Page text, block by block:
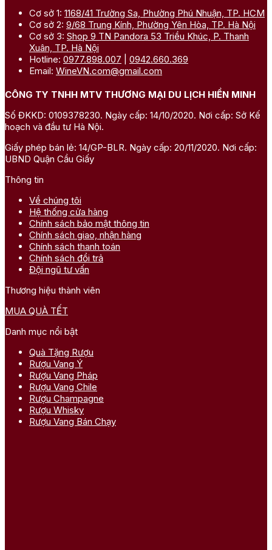
Cơ sở 1: 1168/41 Trường Sa, Phường Phú Nhuận, TP. HCM
Cơ sở 2: 9/68 Trung Kính, Phường Yên Hòa, TP. Hà Nội
Cơ sở 3: Shop 9 TN Pandora 53 Triều Khúc, P. Thanh
Xuân, TP. Hà Nội
Hotline: 0977.898.007
0942.660.369
Email: WineVN.com@gmail.com
CÔNG TY TNHH MTV THƯƠNG MẠI DU LỊCH HIỀN MINH
Số ĐKKD: 0109378230. Ngày cấp: 14/10/2020. Nơi cấp: Sở Kế
hoạch và đầu tư Hà Nội.
Giấy phép bán lẻ: 14/GP-BLR. Ngày cấp: 20/11/2020. Nơi cấp:
UBND Quận Cầu Giấy
Thông tin
Về chúng tôi
Hệ thống cửa hàng
Chính sách bảo mật thông tin
Chính sách giao, nhận hàng
Chính sách thanh toán
Chính sách đổi trả
Đội ngũ tư vấn
Thương hiệu thành viên
MUA QUÀ TẾT
Danh mục nổi bật
Quà Tặng Rượu
Rượu Vang Ý
Rượu Vang Pháp
Rượu Vang Chile
Rượu Champagne
Rượu Whisky
Rượu Vang Bán Chạy